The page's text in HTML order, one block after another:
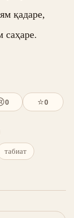
қадаре,
саҳаре.
0 ⭐0
табиат